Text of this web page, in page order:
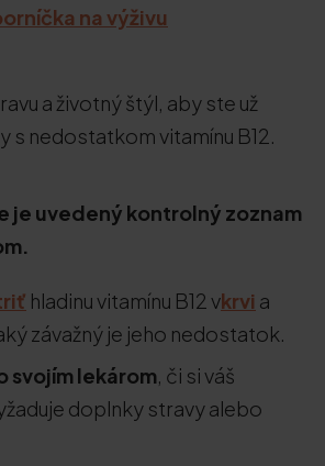
na výživu
a životný štýl, aby ste už
s nedostatkom vitamínu B12.
je uvedený kontrolný zoznam
hladinu vitamínu B12 vkrvi a
závažný je jeho nedostatok.
svojím lekárom, či si váš
doplnky stravy alebo